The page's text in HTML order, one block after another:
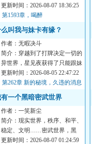
难，拥抱幸福，享受美好人生的
故事。...
更新时间：2026-08-07 18:36:25
第1593章，喝醉
叫我与妹卡有缘？
作者：无暇决斗
简介：穿越到了打牌决定一切的
异世界，星见夜获得了只能跟妹
卡建立起羁绊的特质。在决斗怪
兽真实存在，打...
更新时间：2026-08-05 22:47:22
第262章 新的秘境，久违的消息
一个黑暗密武世界
作者：一笑新尘
简介：现实世界，秩序、和平、
稳定、文明……密武世界，黑
暗、危险、灰烬、畸变陈峰穿越
更新时间：2026-08-07 01:24:59